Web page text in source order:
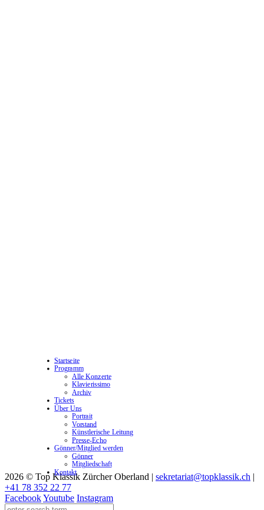
2026 © Top Klassik Zürcher Oberland | sekretariat@topklassik.ch |
+41 78 352 22 77
FacebookYoutube Instagram
Startseite
Programm
Alle Konzerte
Klavierissimo
Archiv
Tickets
Über Uns
Portrait
Vorstand
Künstlerische Leitung
Presse-Echo
Gönner/Mitglied werden
Gönner
Mitgliedschaft
Kontakt